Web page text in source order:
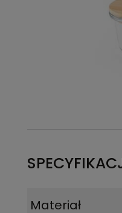
Materiał